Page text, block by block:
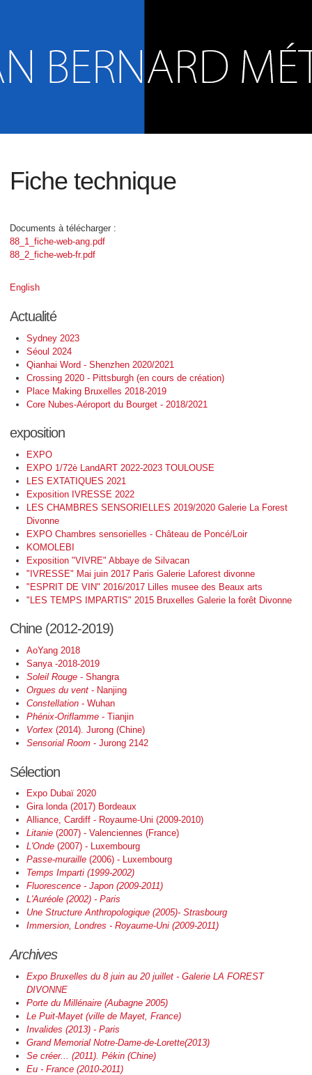
Fiche technique
Documents à télécharger :
88_1_fiche-web-ang.pdf
88_2_fiche-web-fr.pdf
English
Actualité
Sydney 2023
Séoul 2024
Qianhai Word - Shenzhen 2020/2021
Crossing 2020 - Pittsburgh (en cours de création)
Place Making Bruxelles 2018-2019
Core Nubes-Aéroport du Bourget - 2018/2021
exposition
EXPO
EXPO 1/72è LandART 2022-2023 TOULOUSE
LES EXTATIQUES 2021
Exposition IVRESSE 2022
LES CHAMBRES SENSORIELLES 2019/2020 Galerie La Forest
Divonne
EXPO Chambres sensorielles - Château de Poncé/Loir
KOMOLEBI
Exposition "VIVRE" Abbaye de Silvacan
"IVRESSE" Mai juin 2017 Paris Galerie Laforest divonne
"ESPRIT DE VIN" 2016/2017 Lilles musee des Beaux arts
"LES TEMPS IMPARTIS" 2015 Bruxelles Galerie la forêt Divonne
Chine (2012-2019)
AoYang 2018
Sanya -2018-2019
Soleil Rouge - Shangra
Orgues du vent - Nanjing
Constellation - Wuhan
Phénix-Oriflamme - Tianjin
Vortex (2014). Jurong (Chine)
Sensorial Room - Jurong 2142
Sélection
Expo Dubaï 2020
Gira londa (2017) Bordeaux
Alliance, Cardiff - Royaume-Uni (2009-2010)
Litanie (2007) - Valenciennes (France)
L'Onde (2007) - Luxembourg
Passe-muraille (2006) - Luxembourg
Temps Imparti (1999-2002)
Fluorescence - Japon (2009-2011)
L'Auréole (2002) - Paris
Une Structure Anthropologique (2005)- Strasbourg
Immersion, Londres - Royaume-Uni (2009-2011)
Archives
Expo Bruxelles du 8 juin au 20 juillet - Galerie LA FOREST
DIVONNE
Porte du Millénaire (Aubagne 2005)
Le Puit-Mayet (ville de Mayet, France)
Invalides (2013) - Paris
Grand Memorial Notre-Dame-de-Lorette(2013)
Se créer... (2011). Pékin (Chine)
Eu - France (2010-2011)